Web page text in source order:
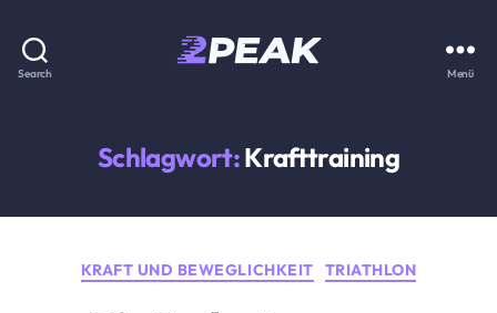
Search Menü
Schlagwort:Krafttraining
Kategorien
KRAFT UND BEWEGLICHKEIT TRIATHLON